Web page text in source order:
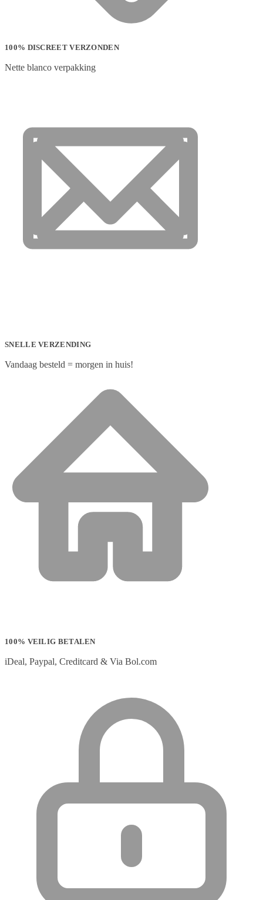
100% DISCREET VERZONDEN
Nette blanco verpakking
SNELLE VERZENDING
Vandaag besteld = morgen in huis!
100% VEILIG BETALEN
iDeal, Paypal, Creditcard & Via Bol.com